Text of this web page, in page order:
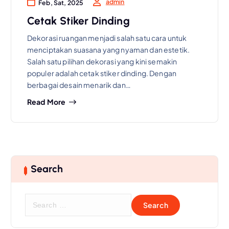
Feb, Sat, 2025 admin
Cetak Stiker Dinding
Dekorasi ruangan menjadi salah satu cara untuk
menciptakan suasana yang nyaman dan estetik.
Salah satu pilihan dekorasi yang kini semakin
populer adalah cetak stiker dinding. Dengan
berbagai desain menarik dan…
Read More
Search